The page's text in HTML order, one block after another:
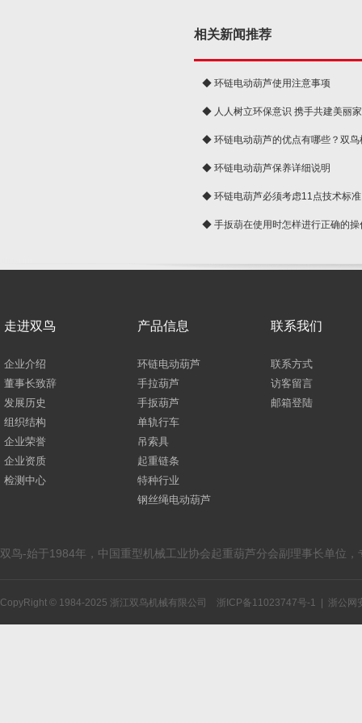
相关新闻推荐
◆ 环链电动葫芦使用注意事项
◆ 人人树立环保意识 携手共建美丽
球◆ 环链电动葫芦的优点有哪些？双鸟
◆ 环链电动葫芦保养详细说明
◆ 环链电葫芦必须考虑11点技术标准
◆ 手扳葫在使用时怎样进行正确的操
走进双鸟
企业介绍
董事长致辞
发展历史
组织结构
企业荣誉
企业资质
检测中心
产品信息
环链电动葫芦
手拉葫芦
手扳葫芦
单轨行车
吊索具
起重链条
特种行业
钢丝绳电动葫芦
联系我们
联系方式
访客留言
邮箱登陆
双鸟-始于1984年，中国重型机械工业协会起重葫芦分会副理事长单位
CopyRight © 1984-2025 浙江双鸟机械有限公司 浙ICP备11023747号-1 浙公网